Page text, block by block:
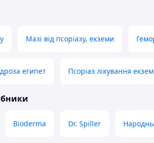
Мазі від псоріазу, екземи
египет Псоріаз лікування
Bioderma Dr. Spiller